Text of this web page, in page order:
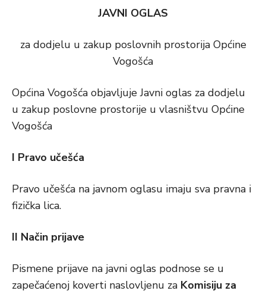
JAVNI OGLAS
za dodjelu u zakup poslovnih prostorija Općine
Vogošća
Općina Vogošća objavljuje Javni oglas za dodjelu
u zakup poslovne prostorije u vlasništvu Općine
Vogošća
I Pravo učešća
Pravo učešća na javnom oglasu imaju sva pravna i
fizička lica.
II Način prijave
Pismene prijave na javni oglas podnose se u
zapečaćenoj koverti naslovljenu za Komisiju za